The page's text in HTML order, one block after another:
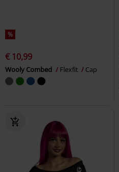
%
€ 10,99
Wooly Combed Flexfit Cap